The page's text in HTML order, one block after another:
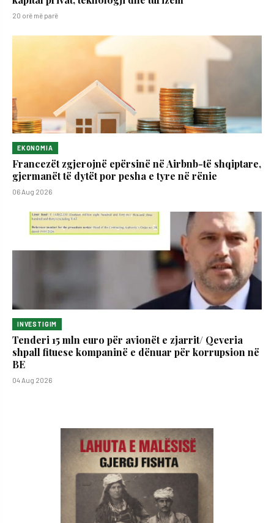
20 orë më parë
EKONOMIA
Francezët zgjerojnë epërsinë në Airbnb-të shqiptare,
gjermanët të dytët por pesha e tyre në rënie
06 Aug 2026
INVESTIGIM
Tenderi 15 mln euro për avionët e zjarrit/ Qeveria
shpall fituese kompaninë e dënuar për korrupsion në
BE
04 Aug 2026